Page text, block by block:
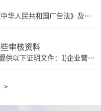
中央电视台广告审查暂行标准根据《中华人民共和国广告法》及相关法律法规，特制定《中央电视台广告审查暂行标准》。第一章总则第一条 广告应当真实、合法，符合社会主义精神文明建设的要求，不得含有虚假内容，不得欺骗、误导消费者，不得损害消费者的合法权益。第二条 普通商业广告、广告脚本、角标、二维码、公益广告及宣传片等广告素材的审查，适用于本规定；广告中被宣传的对象和内容必须是广告主本身及其相关的内容。第三条 严禁在广告中出现以下内容：1、使用中华人民共和国国旗、国徽、国歌、天安门、党旗、军旗（含香港、澳门特别行政区区旗、区徽）。2、使用党和国家领导人（包
审核资料
第一条 药品广告1、发布药品广告须提供以下证明文件：1)企业营业执照副本；2)《药品生产企业许可证》或者《药品经营企业许可证》；3)《药品广告审批表》（原件）（省级食品药品监督管理局批准文件可以是复印件，在北京市药品监督管理局的备案页必须是原件）；4)进口药品须提供《进口药品注册证》；5)法律、法规规定的及其他确认广告内容真实性的证明文件。2、药品广告注意事项：1)不得出现含有不科学地表示功效的断言或保证。如“疗效最佳”、“药到病除”、“根治”、“安全预防”、“安全无副作用”、“毒副作用小”等；2)不得含有违反科学规律，明示或暗示包治百病，适合所有症状等内容；3)不得
>